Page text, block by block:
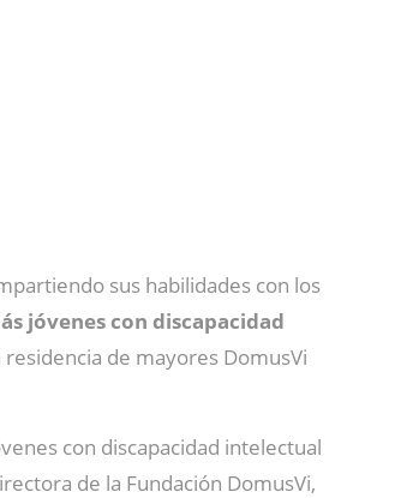
sus habilidades con los
jóvenes con discapacidad
de mayores DomusVi
con discapacidad intelectual
de la Fundación DomusVi,